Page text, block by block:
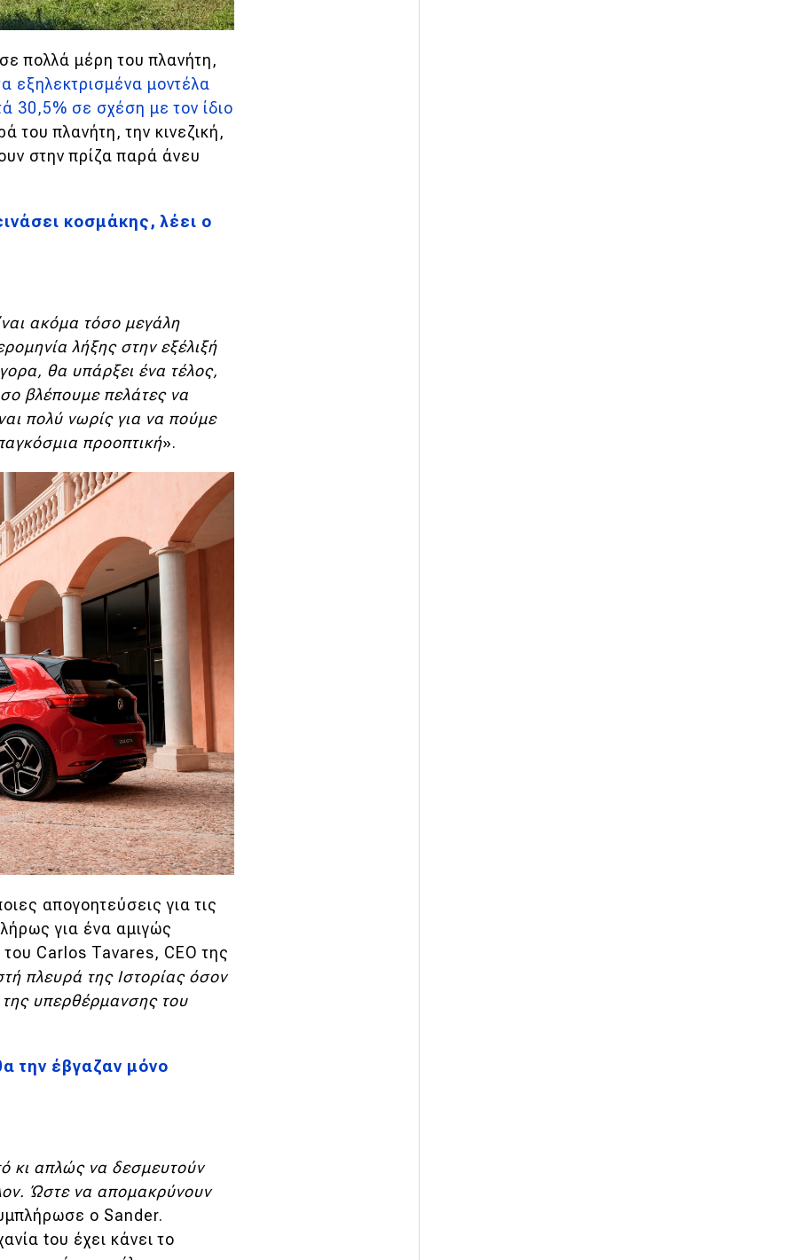
πολλά μέρη του πλανήτη,
εξηλεκτρισμένα μοντέλα
30,5% σε σχέση με τον ίδιο
του πλανήτη, την κινεζική,
στην πρίζα παρά άνευ
κοσμάκης, λέει ο
ακόμα τόσο μεγάλη
λήξης στην εξέλιξή
θα υπάρξει ένα τέλος,
βλέπουμε πελάτες να
πολύ νωρίς για να πούμε
προοπτική».
απογοητεύσεις για τις
για ένα αμιγώς
του Carlos Tavares, CEO της
πλευρά της Ιστορίας όσον
υπερθέρμανσης του
την έβγαζαν μόνο
κι απλώς να δεσμευτούν
Ώστε να απομακρύνουν
ο Sander.
tου έχει κάνει το